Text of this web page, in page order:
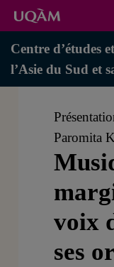
Centre d’études
l’Asie du Sud et
Paromita
voix
ses